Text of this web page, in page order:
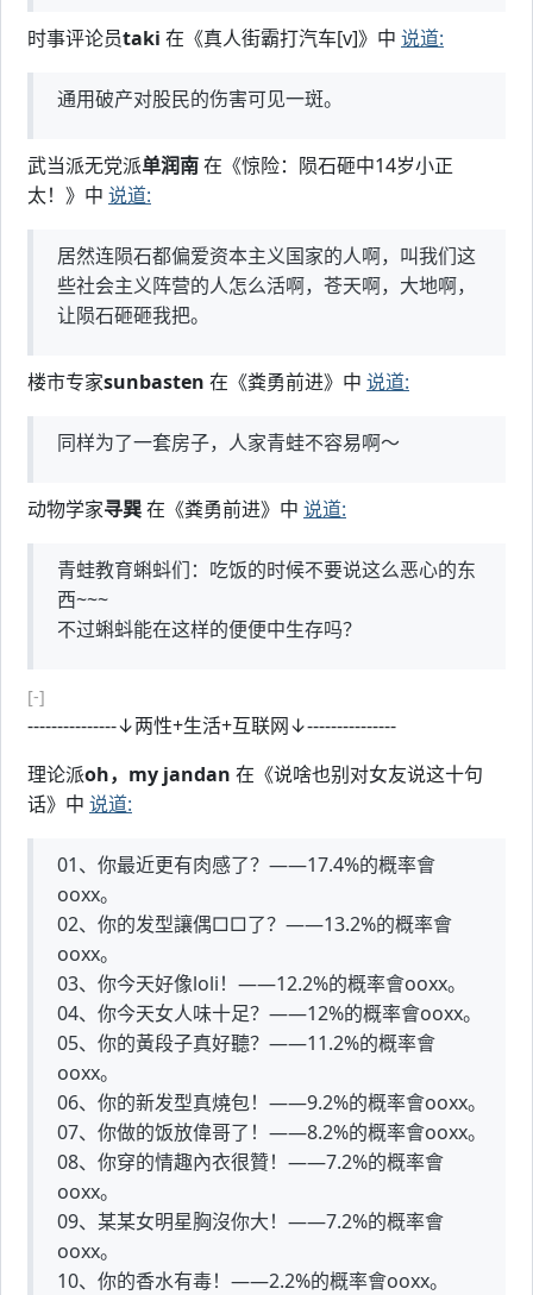
时事评论员taki 在《真人街霸打汽车[v]》中 说道:
通用破产对股民的伤害可见一斑。
武当派无党派单润南在《惊险：陨石砸中14岁小正
太！》中 说道:
居然连陨石都偏爱资本主义国家的人啊，叫我们这
些社会主义阵营的人怎么活啊，苍天啊，大地啊，
让陨石砸砸我把。
楼市专家sunbasten 在《粪勇前进》中 说道:
同样为了一套房子，人家青蛙不容易啊～
动物学家寻巽在《粪勇前进》中 说道:
青蛙教育蝌蚪们：吃饭的时候不要说这么恶心的东
西~~~
不过蝌蚪能在这样的便便中生存吗？
[-]
---------------↓两性+生活+互联网↓---------------
理论派oh，my jandan 在《说啥也别对女友说这十句
话》中 说道:
01、你最近更有肉感了？——17.4%的概率會
ooxx。
02、你的发型讓偶□□了？——13.2%的概率會
ooxx。
03、你今天好像loli！——12.2%的概率會ooxx。
04、你今天女人味十足？——12%的概率會ooxx。
05、你的黃段子真好聽？——11.2%的概率會
ooxx。
06、你的新发型真燒包！——9.2%的概率會ooxx。
07、你做的饭放偉哥了！——8.2%的概率會ooxx。
08、你穿的情趣內衣很贊！——7.2%的概率會
ooxx。
09、某某女明星胸沒你大！——7.2%的概率會
ooxx。
10、你的香水有毒！——2.2%的概率會ooxx。